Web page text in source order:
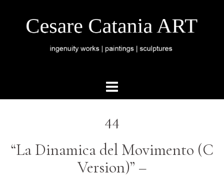
44
“La Dinamica del Movimento (C
Version)” –